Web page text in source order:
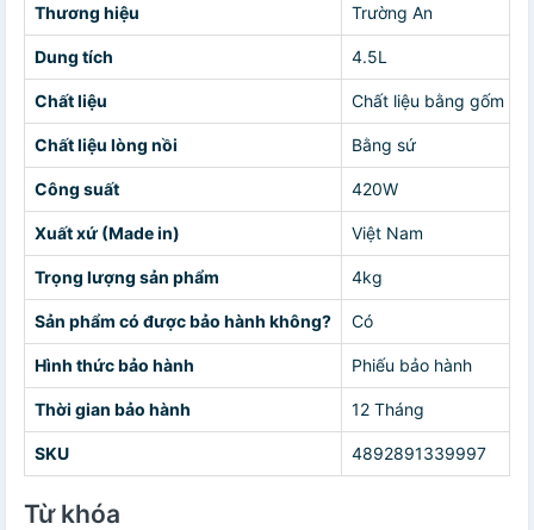
Thương hiệu Trường An
Dung tích 4.5L
Chất liệu Chất liệu bằng gốm sứ
Chất liệu lòng nồi Bằng sứ
Công suất 420W
Xuất xứ (Made in) Việt Nam
Trọng lượng sản phẩm 4kg
Sản phẩm có được bảo hành không? Có
Hình thức bảo hành Phiếu bảo hành
Thời gian bảo hành 12 Tháng
SKU 4892891339997
Từ khóa